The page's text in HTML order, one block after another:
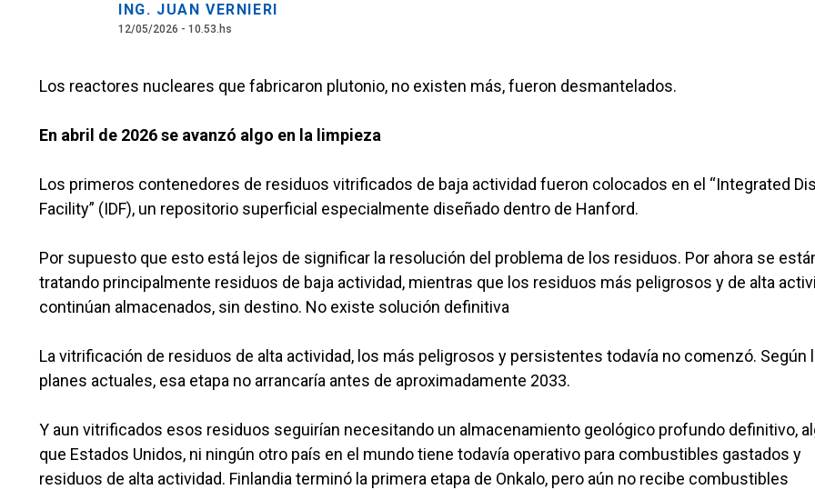
ING. JUAN VERNIERI
12/05/2026 - 10.53.hs
Los reactores nucleares que fabricaron plutonio, no existen más, fueron desmantelados.
En abril de 2026 se avanzó algo en la limpieza
Los primeros contenedores de residuos vitrificados de baja actividad fueron colocados en el “Integrated
Facility” (IDF), un repositorio superficial especialmente diseñado dentro de Hanford.
Por supuesto que esto está lejos de significar la resolución del problema de los residuos. Por ahora se
tratando principalmente residuos de baja actividad, mientras que los residuos más peligrosos y de alta
continúan almacenados, sin destino. No existe solución definitiva
La vitrificación de residuos de alta actividad, los más peligrosos y persistentes todavía no comenzó. Según
planes actuales, esa etapa no arrancaría antes de aproximadamente 2033.
Y aun vitrificados esos residuos seguirían necesitando un almacenamiento geológico profundo definitivo,
que Estados Unidos, ni ningún otro país en el mundo tiene todavía operativo para combustibles gastados y
residuos de alta actividad. Finlandia terminó la primera etapa de Onkalo, pero aún no recibe combustibles